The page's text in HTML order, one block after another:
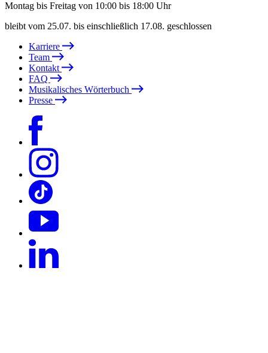
Montag bis Freitag von 10:00 bis 18:00 Uhr
bleibt vom 25.07. bis einschließlich 17.08. geschlossen
Karriere
Team
Kontakt
FAQ
Musikalisches Wörterbuch
Presse